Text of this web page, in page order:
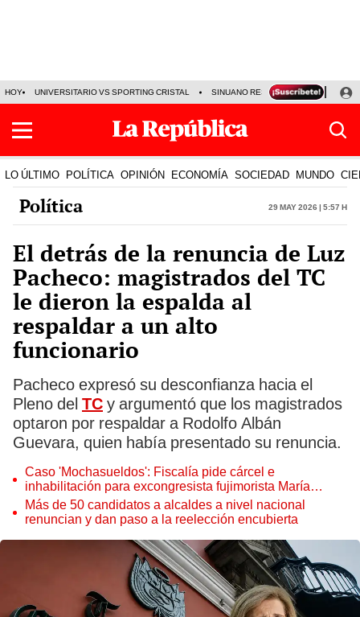
HOY UNIVERSITARIO VS SPORTING CRISTAL SINUANO RESULTADOS HOY
LO ÚLTIMO POLÍTICA OPINIÓN ECONOMÍA SOCIEDAD MUNDO
Política 29 May 2026 | 5:57 h
El detrás de la renuncia de Luz
Pacheco: magistrados del TC
le dieron la espalda al
respaldar a un alto
funcionario
Pacheco expresó su desconfianza hacia el
Pleno del TC y argumentó que los magistrados
optaron por respaldar a Rodolfo Albán
Guevara, quien había presentado su renuncia.
Caso 'Mochasueldos': Fiscalía pide cárcel e
inhabilitación para excongresista fujimorista María
Cordero Jon Tay
Más de 50 candidatos a alcaldes a nivel nacional
renuncian y dan paso a la reelección encubierta